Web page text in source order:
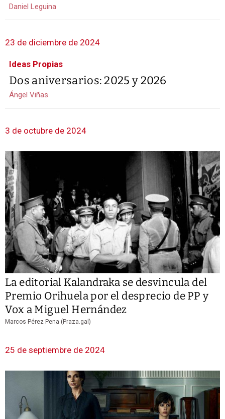
Daniel Leguina
23 de diciembre de 2024
Ideas Propias
Dos aniversarios: 2025 y 2026
Ángel Viñas
3 de octubre de 2024
La editorial Kalandraka se desvincula del
Premio Orihuela por el desprecio de PP y
Vox a Miguel Hernández
Marcos Pérez Pena (Praza.gal)
25 de septiembre de 2024